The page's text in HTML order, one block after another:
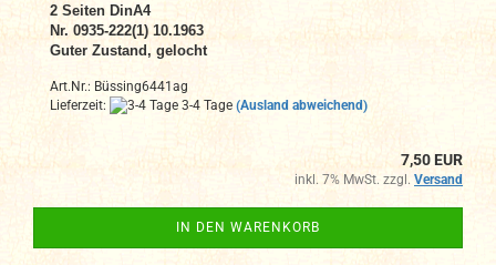
2 Seiten DinA4
Nr. 0935-222(1) 10.1963
Guter Zustand, gelocht
Art.Nr.: Büssing6441ag
Lieferzeit:
3-4 Tage (Ausland abweichend)
7,50 EUR
inkl. 7% MwSt. zzgl. Versand
IN DEN WARENKORB